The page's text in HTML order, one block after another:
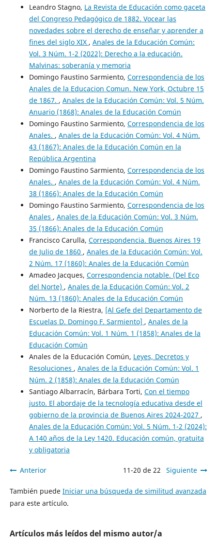
Leandro Stagno, La Revista de Educación como gaceta
del Congreso Pedagógico de 1882. Vocear las
novedades sobre el derecho de enseñar y aprender a
fines del siglo XIX , Anales de la Educación Común:
Vol. 3 Núm. 1-2 (2022): Derecho a la educación.
Malvinas: soberanía y memoria
Domingo Faustino Sarmiento, Correspondencia de los
Anales de la Educacion Comun. New York, Octubre 15
de 1867. , Anales de la Educación Común: Vol. 5 Núm.
Anuario (1868): Anales de la Educación Común
Domingo Faustino Sarmiento, Correspondencia de los
Anales. , Anales de la Educación Común: Vol. 4 Núm.
43 (1867): Anales de la Educación Común en la
República Argentina
Domingo Faustino Sarmiento, Correspondencia de los
Anales. , Anales de la Educación Común: Vol. 4 Núm.
38 (1866): Anales de la Educación Común
Domingo Faustino Sarmiento, Correspondencia de los
Anales , Anales de la Educación Común: Vol. 3 Núm.
35 (1866): Anales de la Educación Común
Francisco Carulla, Correspondencia. Buenos Aires 19
de Julio de 1860 , Anales de la Educación Común: Vol.
2 Núm. 17 (1860): Anales de la Educación Común
Amadeo Jacques, Correspondencia notable. (Del Eco
del Norte) , Anales de la Educación Común: Vol. 2
Núm. 13 (1860): Anales de la Educación Común
Norberto de la Riestra, [Al Gefe del Departamento de
Escuelas D. Domingo F. Sarmiento] , Anales de la
Educación Común: Vol. 1 Núm. 1 (1858): Anales de la
Educación Común
Anales de la Educación Común, Leyes, Decretos y
Resoluciones , Anales de la Educación Común: Vol. 1
Núm. 2 (1858): Anales de la Educación Común
Santiago Albarracín, Bárbara Torti, Con el tiempo
justo. El abordaje de la tecnología educativa desde el
gobierno de la provincia de Buenos Aires 2024-2027 ,
Anales de la Educación Común: Vol. 5 Núm. 1-2 (2024):
A 140 años de la Ley 1420. Educación común, gratuita
y obligatoria
Anterior 11-20 de 22 Siguiente
También puede Iniciar una búsqueda de similitud avanzada
para este artículo.
Artículos más leídos del mismo autor/a